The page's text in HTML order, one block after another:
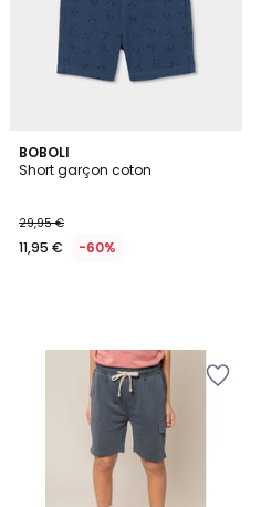
BOBOLI
Short garçon coton
29,95 €
11,95 € -60%